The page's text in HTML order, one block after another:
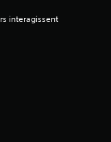
interagissent